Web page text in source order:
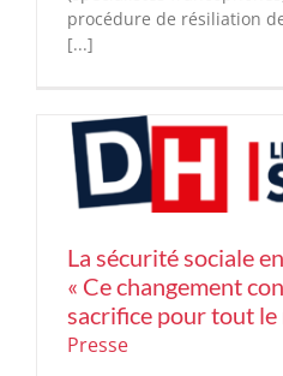
procédure de résiliation
[...]
La sécurité sociale
« Ce changement
sacrifice pour tout le
Presse